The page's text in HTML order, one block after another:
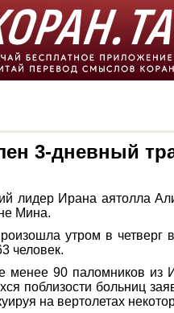
3-дневный
лидер Ирана аятолла
Мина.
утром в
человек.
90 паломников из
поблизости больниц
на вертолетах